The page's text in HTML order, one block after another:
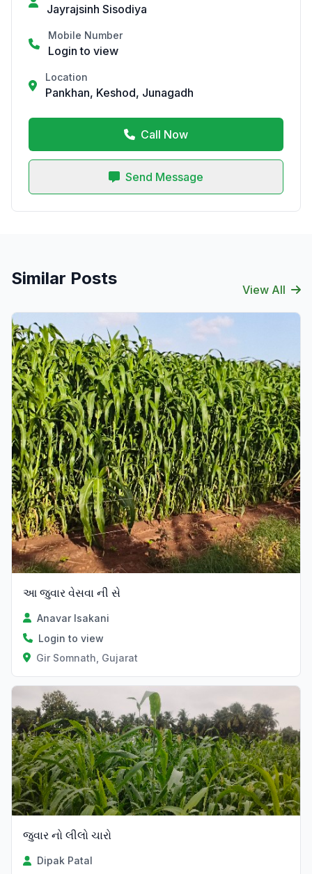
Jayrajsinh Sisodiya
Mobile Number
Login to view
Location
Pankhan, Keshod, Junagadh
Call Now
Send Message
Similar Posts
View All
આ જુવાર વેસવા ની સે
Anavar Isakani
Login to view
Gir Somnath, Gujarat
જુવાર નો લીલો ચારો
Dipak Patal